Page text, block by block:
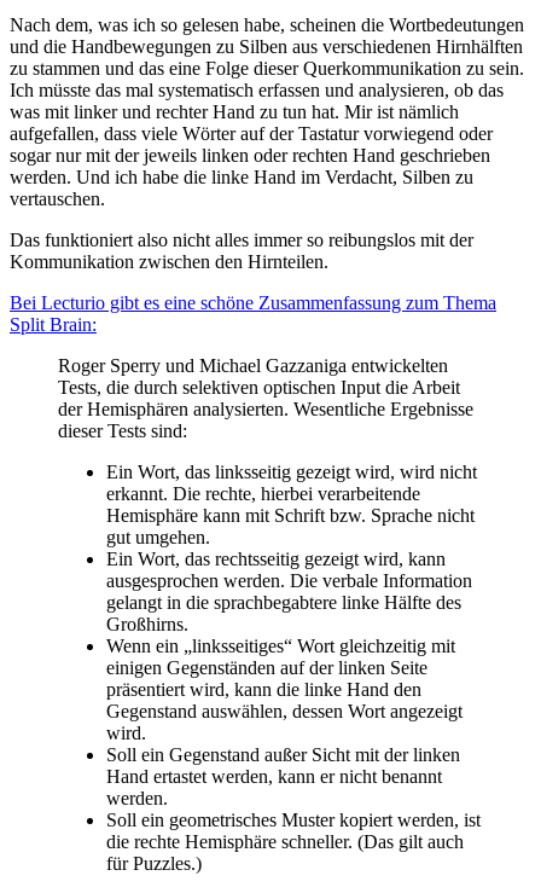
Nach dem, was ich so gelesen habe, scheinen die Wortbedeutungen
und die Handbewegungen zu Silben aus verschiedenen Hirnhälften
zu stammen und das eine Folge dieser Querkommunikation zu sein.
Ich müsste das mal systematisch erfassen und analysieren, ob das
was mit linker und rechter Hand zu tun hat. Mir ist nämlich
aufgefallen, dass viele Wörter auf der Tastatur vorwiegend oder
sogar nur mit der jeweils linken oder rechten Hand geschrieben
werden. Und ich habe die linke Hand im Verdacht, Silben zu
vertauschen.
Das funktioniert also nicht alles immer so reibungslos mit der
Kommunikation zwischen den Hirnteilen.
Bei Lecturio gibt es eine schöne Zusammenfassung zum Thema
Split Brain:
Roger Sperry und Michael Gazzaniga entwickelten
Tests, die durch selektiven optischen Input die Arbeit
der Hemisphären analysierten. Wesentliche Ergebnisse
dieser Tests sind:
Ein Wort, das linksseitig gezeigt wird, wird nicht
erkannt. Die rechte, hierbei verarbeitende
Hemisphäre kann mit Schrift bzw. Sprache nicht
gut umgehen.
Ein Wort, das rechtsseitig gezeigt wird, kann
ausgesprochen werden. Die verbale Information
gelangt in die sprachbegabtere linke Hälfte des
Großhirns.
Wenn ein „linksseitiges“ Wort gleichzeitig mit
einigen Gegenständen auf der linken Seite
präsentiert wird, kann die linke Hand den
Gegenstand auswählen, dessen Wort angezeigt
wird.
Soll ein Gegenstand außer Sicht mit der linken
Hand ertastet werden, kann er nicht benannt
werden.
Soll ein geometrisches Muster kopiert werden, ist
die rechte Hemisphäre schneller. (Das gilt auch
für Puzzles.)